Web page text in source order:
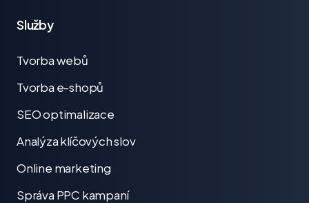
Služby
Tvorba webů
Tvorba e-shopů
SEO optimalizace
Analýza klíčových slov
Online marketing
Správa PPC kampaní